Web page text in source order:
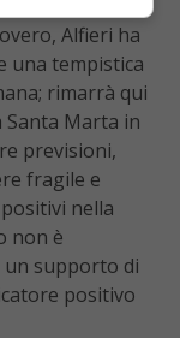
Alfieri ha
una tempistica
rimarrà qui
Marta in
previsioni,
fragile e
nella
non è
un supporto di
positivo